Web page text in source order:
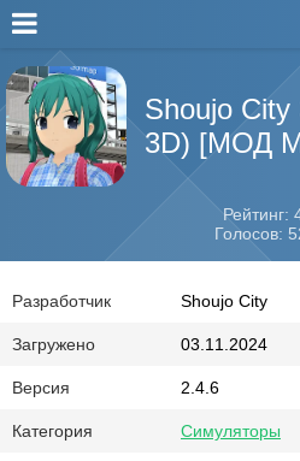
Shoujo
3D) [МОД
Рейтинг:
Голосов:
Разработчик Shoujo City
Загружено 03.11.2024
Версия 2.4.6
Категория Симуляторы